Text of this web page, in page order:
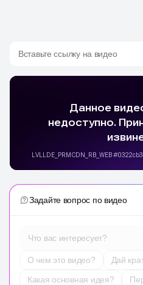
Вставьте ссылку на видео
Задайте вопрос по видео
Что вас интересует?
О чем это видео?
Дай
Какая основная идея?